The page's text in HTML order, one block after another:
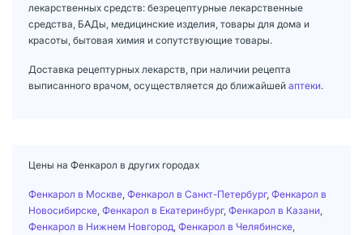
лекарственных средств: безрецептурные лекарственные
средства, БАДы, медицинские изделия, товары для дома и
красоты, бытовая химия и сопутствующие товары.
Доставка рецептурных лекарств, при наличии рецепта
выписанного врачом, осуществляется до ближайшей аптеки.
Цены на Фенкарол в других городах
Фенкарол в Москве Фенкарол в Санкт-Петербург, Фенкарол в
Новосибирске Фенкарол в Екатеринбург, Фенкарол в Казани
Фенкарол в Нижнем Новгород Фенкарол в Челябинске